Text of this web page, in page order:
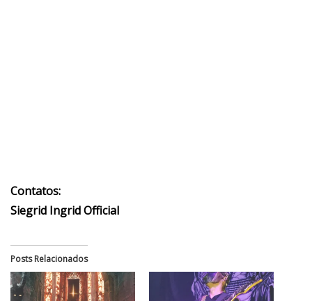
Contatos:
Siegrid Ingrid Official
Posts Relacionados